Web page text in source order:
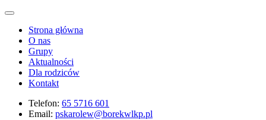
Strona główna
O nas
Grupy
Aktualności
Dla rodziców
Kontakt
Telefon: 65 5716 601
Email: pskarolew@borekwlkp.pl